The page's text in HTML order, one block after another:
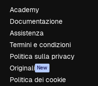
Academy
Documentazione
Assistenza
Termini e condizioni
Politica sulla privacy
Originali New
Politica dei cookie